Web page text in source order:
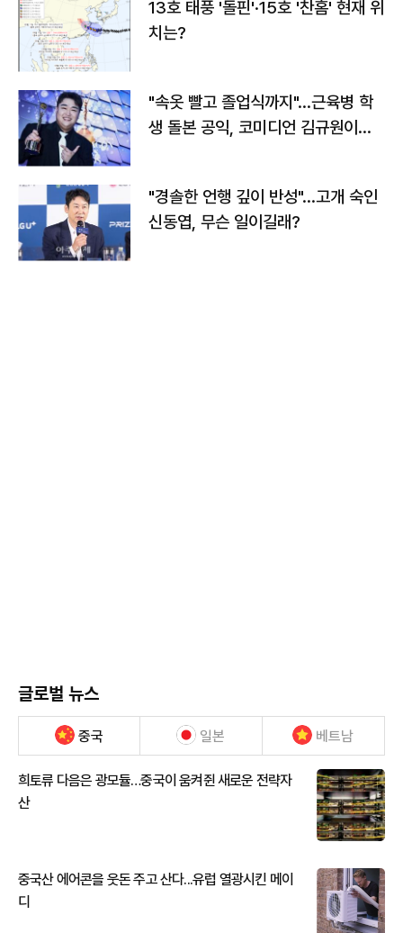
13호 태풍 '돌핀'·15호 '찬홈' 현재 위
치는?
"속옷 빨고 졸업식까지"…근육병 학
생 돌본 공익, 코미디언 김규원이었
"경솔한 언행 깊이 반성"…고개 숙인
신동엽, 무슨 일이길래?
글로벌 뉴스
중국 일본 베트남
희토류 다음은 광모듈…중국이 움켜쥔 새로운 전략자
산
중국산 에어콘을 웃돈 주고 산다...유럽 열광시킨 메이
디